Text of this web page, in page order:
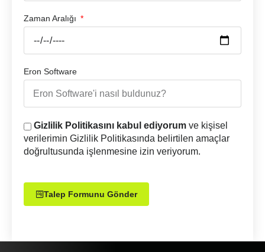
Zaman Aralığı
Eron Software
Gizlilik Politikasını kabul ediyorum ve kişisel
verilerimin Gizlilik Politikasında belirtilen amaçlar
doğrultusunda işlenmesine izin veriyorum.
Talep Formunu Gönder